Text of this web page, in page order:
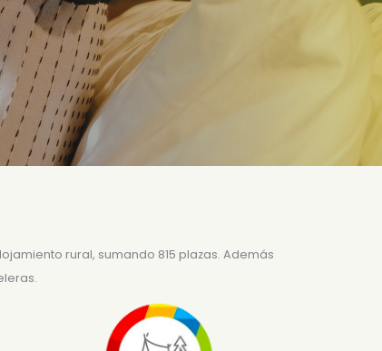
rural, sumando 815 plazas. Además